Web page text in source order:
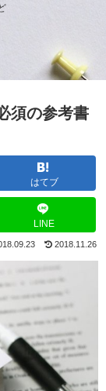
須の参考書
はてブ
LINE
2018.11.26